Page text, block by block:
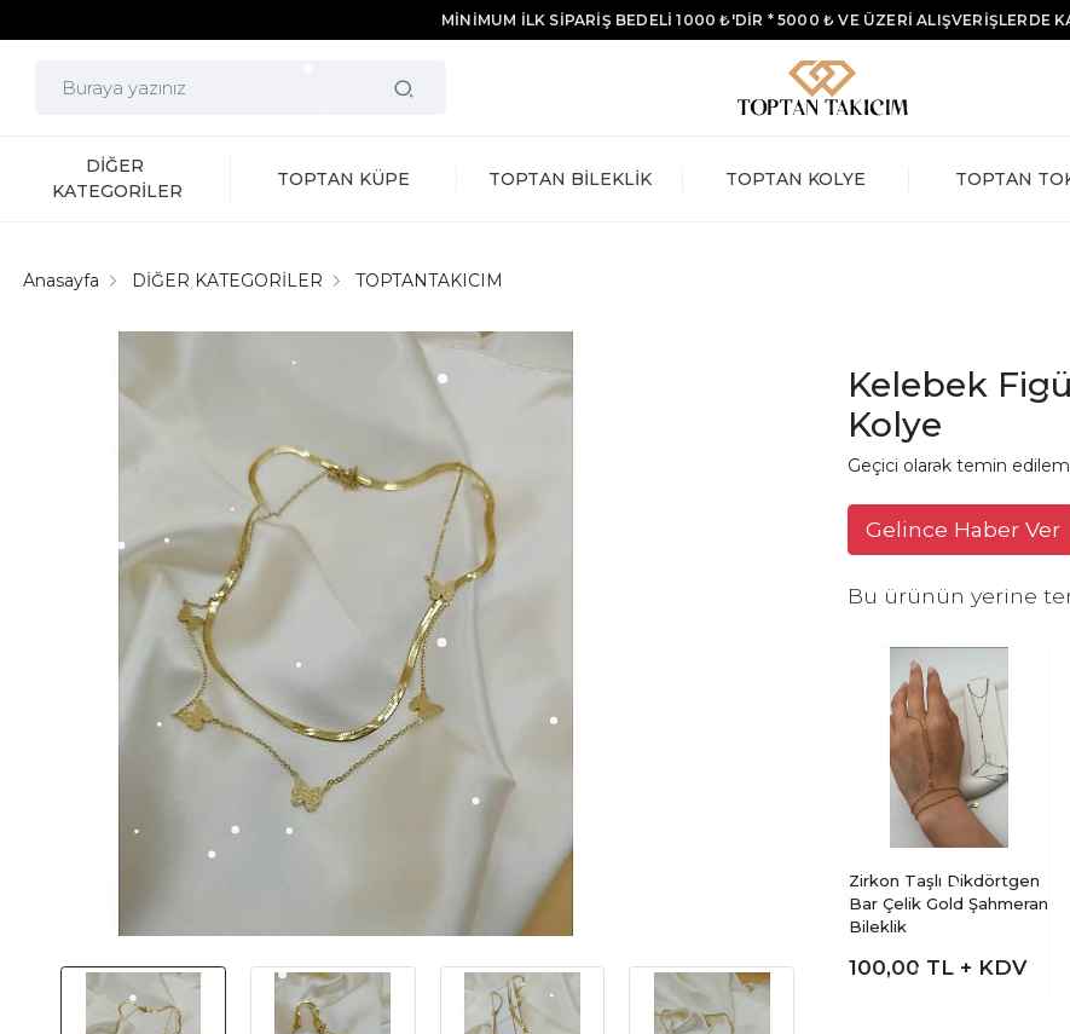
MİNİMUM İLK SİPARİŞ BEDELİ 1000 ₺'DİR * 5000 ₺ VE ÜZERİ ALIŞVERİŞLERDE
DİĞER
KATEGORİLER
TOPTAN KÜPE TOPTAN BİLEKLİK TOPTAN KOLYE TOPTAN
Anasayfa DİĞER KATEGORİLER TOPTANTAKICIM
Kelebek
Kolye
Geçici olarak temin
Gelince Haber Ver
Bu ürünün yerine
Zirkon Taşlı Dikdörtgen
Bar Çelik Gold Şahmeran
Bileklik
100,00 TL + KDV